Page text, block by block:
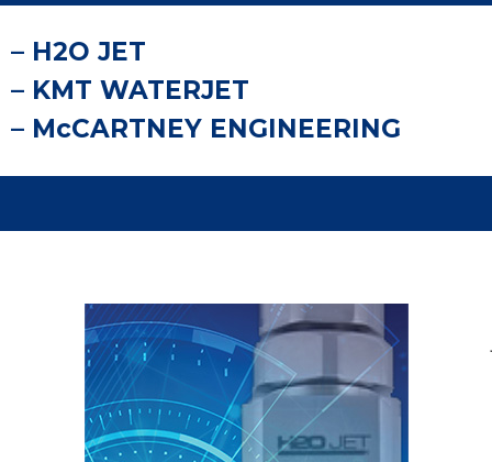
– H2O JET
– KMT WATERJET
– McCARTNEY ENGINEERING